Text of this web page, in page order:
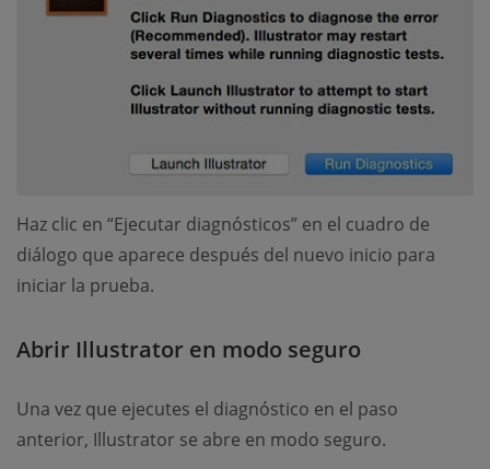
Haz clic en “Ejecutar diagnósticos” en el cuadro de
diálogo que aparece después del nuevo inicio para
iniciar la prueba.
Abrir Illustrator en modo seguro
Una vez que ejecutes el diagnóstico en el paso
anterior, Illustrator se abre en modo seguro.